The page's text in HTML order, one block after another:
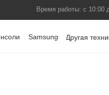
Время работы: с 10:00
Другая
Samsung